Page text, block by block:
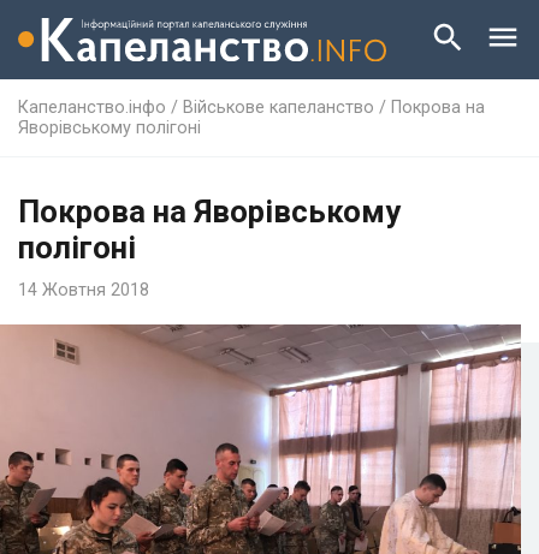
Капеланство.інфо / Військове капеланство / Покрова на
Яворівському полігоні
Покрова на Яворівському
полігоні
14 Жовтня 2018